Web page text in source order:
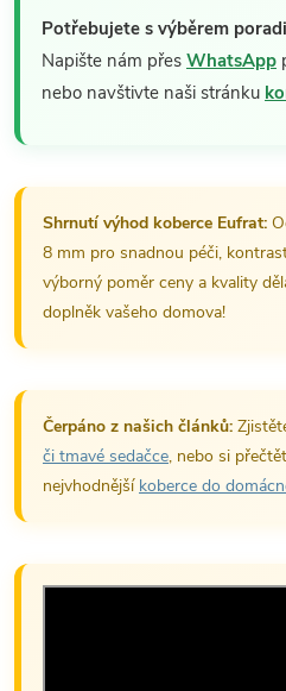
Potřebujete s výběrem
Napište nám přes WhatsApp
nebo navštivte naši stránku
Shrnutí výhod koberce Eufrat:
8 mm pro snadnou péči,
výborný poměr ceny a kvality
doplněk vašeho domova!
Čerpáno z našich článků:
či tmavé sedačce, nebo si
nejvhodnější koberce do